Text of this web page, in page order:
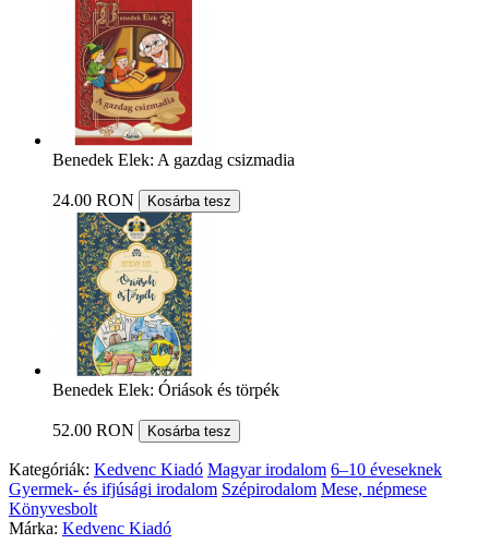
Benedek Elek: A gazdag csizmadia
24.00 RON Kosárba tesz
Benedek Elek: Óriások és törpék
52.00 RON Kosárba tesz
Kategóriák: Kedvenc Kiadó Magyar irodalom 6–10 éveseknek
Gyermek- és ifjúsági irodalom Szépirodalom Mese, népmese
Könyvesbolt
Márka: Kedvenc Kiadó